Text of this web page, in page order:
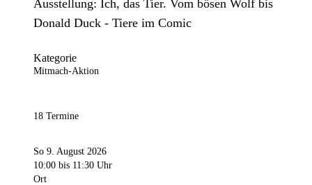
Ausstellung: Ich, das Tier. Vom bösen Wolf bis
Donald Duck - Tiere im Comic
Kategorie
Mitmach-Aktion
18 Termine
So 9. August 2026
10:00 bis 11:30 Uhr
Ort